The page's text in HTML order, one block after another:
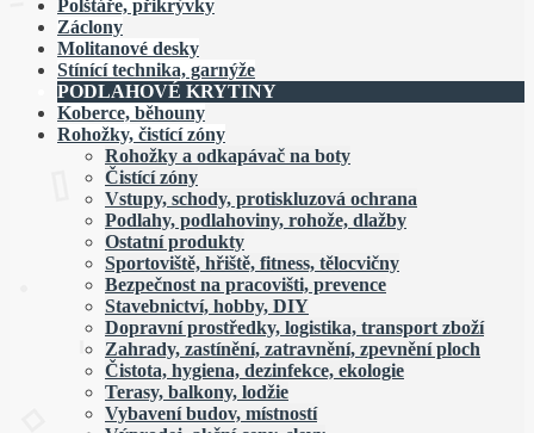
Polštáře, přikrývky
Záclony
Molitanové desky
Stínící technika, garnýže
PODLAHOVÉ KRYTINY
Koberce, běhouny
Rohožky, čistící zóny
Rohožky a odkapávač na boty
Čistící zóny
Vstupy, schody, protiskluzová ochrana
Podlahy, podlahoviny, rohože, dlažby
Ostatní produkty
Sportoviště, hřiště, fitness, tělocvičny
Bezpečnost na pracovišti, prevence
Stavebnictví, hobby, DIY
Dopravní prostředky, logistika, transport zboží
Zahrady, zastínění, zatravnění, zpevnění ploch
Čistota, hygiena, dezinfekce, ekologie
Terasy, balkony, lodžie
Vybavení budov, místností